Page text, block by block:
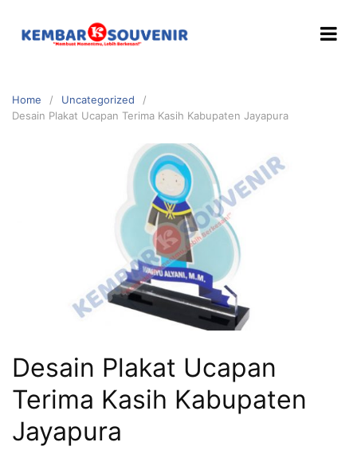
Home
Uncategorized
Desain Plakat Ucapan Terima Kasih Kabupaten Jayapura
Desain Plakat Ucapan
Terima Kasih Kabupaten
Jayapura